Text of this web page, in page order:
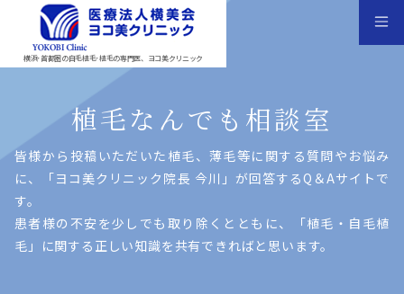
横浜･首都圏の自毛植毛･植毛の専門医、ヨコ美クリニック
植毛なんでも相談室
皆様から投稿いただいた植⽑、薄⽑等に関する質問やお悩み
に、「ヨコ美クリニック院⻑ 今川」が回答するQ＆Aサイトで
す。
患者様の不安を少しでも取り除くとともに、「植⽑・⾃⽑植
⽑」に関する正しい知識を共有できればと思います。